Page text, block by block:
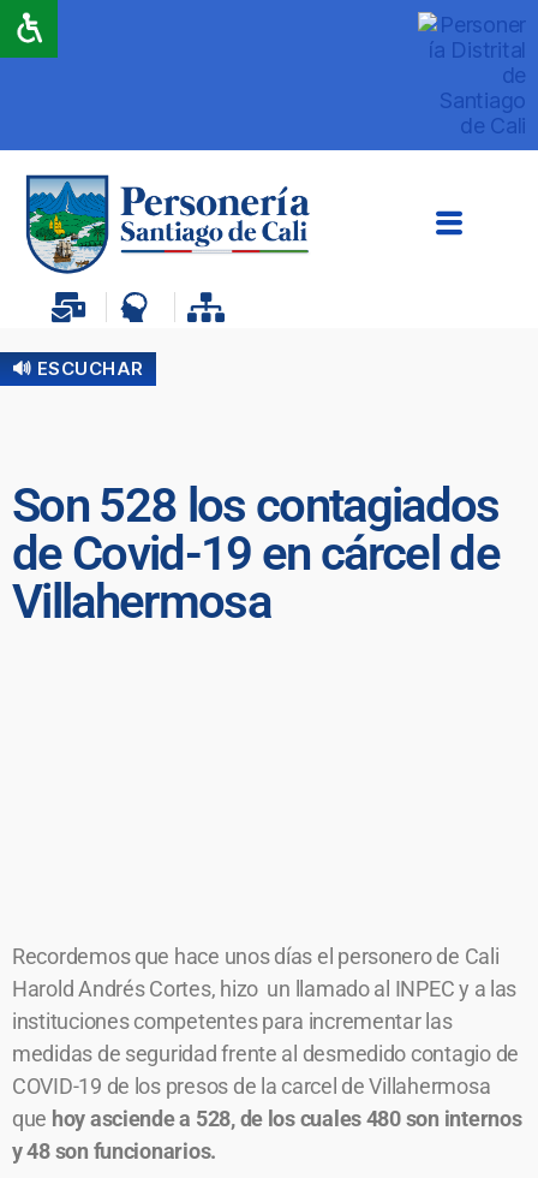
🔊 ESCUCHAR
Son 528 los contagiados
de Covid-19 en cárcel de
Villahermosa
Recordemos que hace unos días el personero de Cali
Harold Andrés Cortes, hizo un llamado al INPEC y a las
instituciones competentes para incrementar las
medidas de seguridad frente al desmedido contagio de
COVID-19 de los presos de la carcel de Villahermosa
que hoy asciende a 528, de los cuales 480 son internos
y 48 son funcionarios.